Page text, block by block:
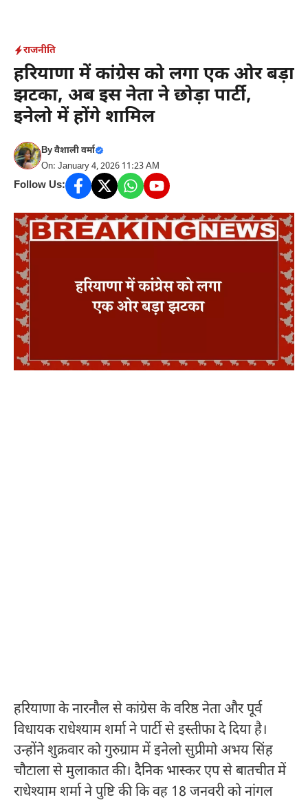
content
राजनीति
हरियाणा में कांग्रेस को लगा एक ओर बड़ा
झटका, अब इस नेता ने छोड़ा पार्टी,
इनेलो में होंगे शामिल
Byवैशाली वर्मा
On: January 4, 2026 11:23 AM
Follow Us:
हरियाणा के नारनौल से कांग्रेस के वरिष्ठ नेता और पूर्व
विधायक राधेश्याम शर्मा ने पार्टी से इस्तीफा दे दिया है।
उन्होंने शुक्रवार को गुरुग्राम में इनेलो सुप्रीमो अभय सिंह
चौटाला से मुलाकात की। दैनिक भास्कर एप से बातचीत में
राधेश्याम शर्मा ने पुष्टि की कि वह 18 जनवरी को नांगल